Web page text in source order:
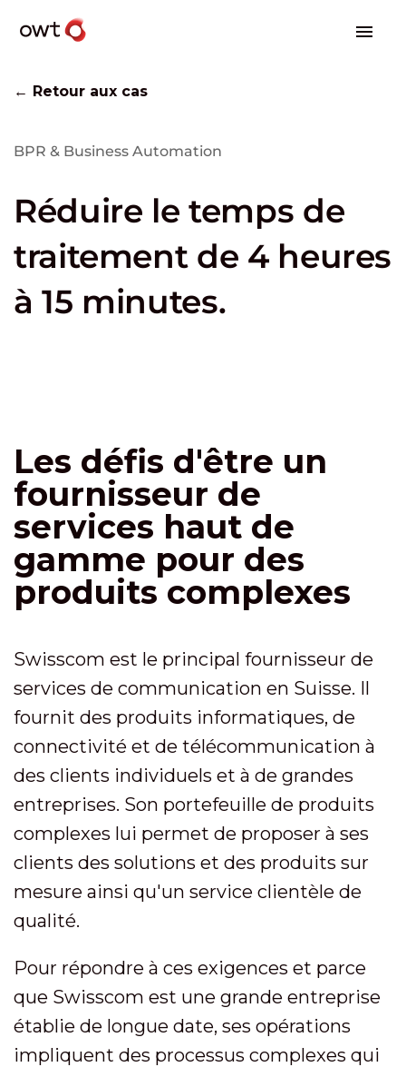
← Retour aux cas
BPR & Business Automation
Réduire le temps de
traitement de 4 heures
à 15 minutes.
Les défis d'être un
fournisseur de
services haut de
gamme pour des
produits complexes
Swisscom est le principal fournisseur de
services de communication en Suisse. Il
fournit des produits informatiques, de
connectivité et de télécommunication à
des clients individuels et à de grandes
entreprises. Son portefeuille de produits
complexes lui permet de proposer à ses
clients des solutions et des produits sur
mesure ainsi qu'un service clientèle de
qualité.
Pour répondre à ces exigences et parce
que Swisscom est une grande entreprise
établie de longue date, ses opérations
impliquent des processus complexes qui